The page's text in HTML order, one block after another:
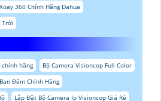
360 Chính Hãng Dahua
Trời
chính hãng
Bộ Camera Visioncop Full Color
Đêm Chính Hãng
Lắp Đặt Bộ Camera Ip Visioncop Giá Rẻ